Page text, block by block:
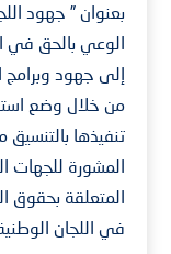
بعنوان ” جهود
الوعي بالحق في
إلى جهود وبرامج
من خلال وضع
تنفيذها
المشورة للجهات
المتعلقة بحقوق
في اللجان